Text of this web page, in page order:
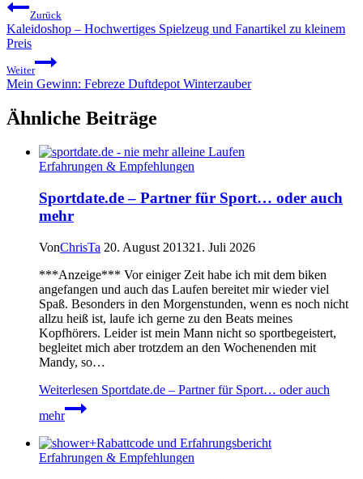
Zurück
Kaleidoshop – Hochwertiges Spielzeug und Fanartikel zu kleinem
Preis
Weiter
Mein Gewinn: Febreze Duftdepot Winterzauber
Ähnliche Beiträge
Erfahrungen & Empfehlungen
Sportdate.de – Partner für Sport… oder auch
mehr
VonChrisTa 20. August 201321. Juli 2026
***Anzeige*** Vor einiger Zeit habe ich mit dem biken
angefangen und auch das Laufen bereitet mir wieder viel
Spaß. Besonders in den Morgenstunden, wenn es noch nicht
allzu heiß ist, laufe ich gerne zu den Beats meines
Kopfhörers. Leider ist mein Mann nicht so sportbegeistert,
begleitet mich aber trotzdem an den Wochenenden mit
Mandy, so…
Weiterlesen Sportdate.de – Partner für Sport… oder auch
mehr
Erfahrungen & Empfehlungen